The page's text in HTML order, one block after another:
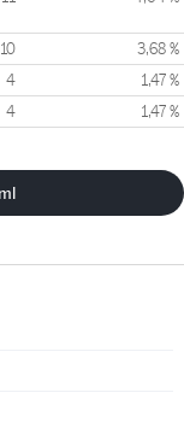
10 3,68 %
4 1,47 %
4 1,47 %